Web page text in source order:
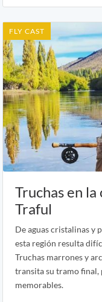
FLY CAST
Truchas en
Traful
De aguas cristalinas y
esta región resulta
Truchas marrones y
transita su tramo final,
memorables.